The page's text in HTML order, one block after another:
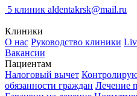
5 клиник aldentakrsk@mail.ru
Клиники
О нас Руководство клиники
Вакансии
Пациентам
Налоговый вычет
обязанности граждан Лечение